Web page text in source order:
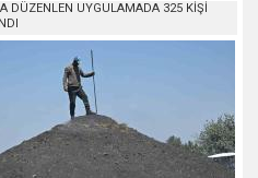
DÜZENLEN UYGULAMADA 325 KİŞİ